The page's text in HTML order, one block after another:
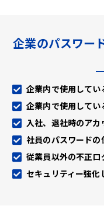
企業のパスワー
企業内で使用してい
企業内で使用して
入社、退社時のア
社員のパスワード
従業員以外の不正
セキュリティー強